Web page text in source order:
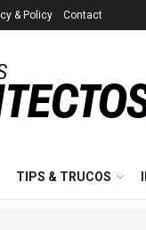
& Policy Contact
TIPS & TRUCOS